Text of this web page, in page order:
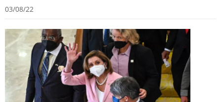
03/08/22